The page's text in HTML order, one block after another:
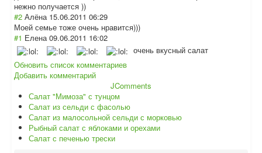
нежно получается ))
#2 Алёна 15.06.2011 06:29
Моей семье тоже очень нравится)))
#1 Елена 09.06.2011 16:02
очень вкусный салат
Обновить список комментариев
Добавить комментарий
JComments
Салат "Мимоза" с тунцом
Салат из сельди с фасолью
Салат из малосольной сельди с морковью
Рыбный салат с яблоками и орехами
Салат с печенью трески